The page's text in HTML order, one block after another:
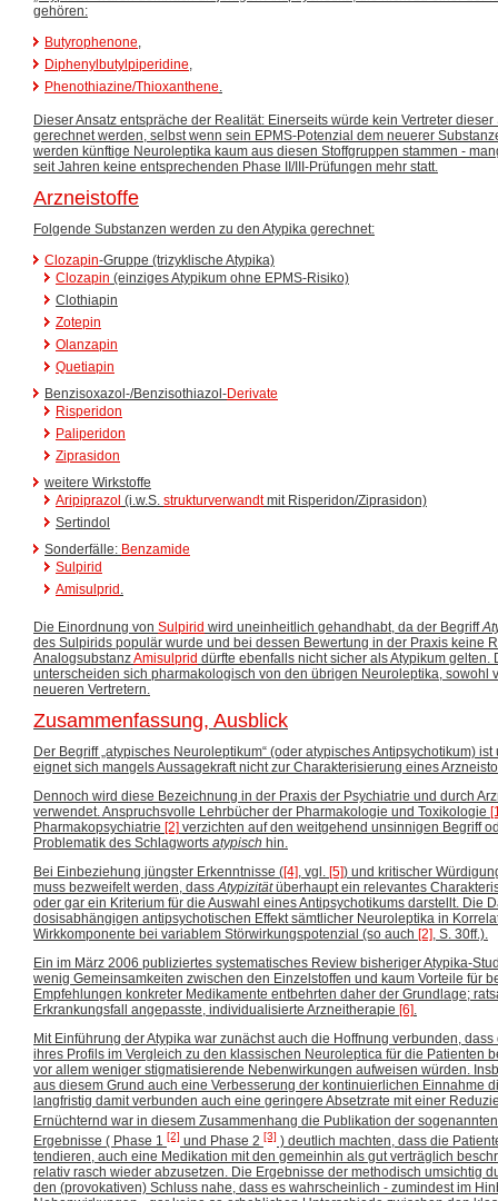
gehören:
Butyrophenone,
Diphenylbutylpiperidine,
Phenothiazine/Thioxanthene.
Dieser Ansatz entspräche der Realität: Einerseits würde kein Vertreter
gerechnet werden, selbst wenn sein EPMS-Potenzial dem neuerer
werden künftige Neuroleptika kaum aus diesen Stoffgruppen stammen -
seit Jahren keine entsprechenden Phase II/III-Prüfungen mehr statt.
Arzneistoffe
Folgende Substanzen werden zu den Atypika gerechnet:
Clozapin-Gruppe (trizyklische Atypika)
Clozapin (einziges Atypikum ohne EPMS-Risiko)
Clothiapin
Zotepin
Olanzapin
Quetiapin
Benzisoxazol-/Benzisothiazol-Derivate
Risperidon
Paliperidon
Ziprasidon
weitere Wirkstoffe
Aripiprazol (i.w.S. strukturverwandtmit Risperidon/Ziprasidon)
Sertindol
Sonderfälle: Benzamide
Sulpirid
Amisulprid.
Die Einordnung von Sulpirid wird uneinheitlich gehandhabt, da der Begriff
des Sulpirids populär wurde und bei dessen Bewertung in der Praxis keine
AnalogsubstanzAmisulprid dürfte ebenfalls nicht sicher als Atypikum gelten.
unterscheiden sich pharmakologisch von den übrigen Neuroleptika, sowohl
neueren Vertretern.
Zusammenfassung, Ausblick
Der Begriff „atypisches Neuroleptikum“ (oder atypisches Antipsychotikum)
eignet sich mangels Aussagekraft nicht zur Charakterisierung eines
Dennoch wird diese Bezeichnung in der Praxis der Psychiatrie und durch
verwendet. Anspruchsvolle Lehrbücher der Pharmakologie und Toxikologie
Pharmakopsychiatrie [2] verzichten auf den weitgehend unsinnigen Begriff
Problematik des Schlagworts atypisch hin.
Bei Einbeziehung jüngster Erkenntnisse ([4], vgl. [5]) und kritischer
muss bezweifelt werden, dassAtypizitätüberhaupt ein relevantes
oder gar ein Kriterium für die Auswahl eines Antipsychotikums darstellt. Die
dosisabhängigen antipsychotischen Effekt sämtlicher Neuroleptika in
Wirkkomponente bei variablem Störwirkungspotenzial (so auch [2], S. 30ff.).
Ein im März 2006 publiziertes systematisches Review bisheriger Atypika-
wenig Gemeinsamkeiten zwischen den Einzelstoffen und kaum Vorteile für
Empfehlungen konkreter Medikamente entbehrten daher der Grundlage;
Erkrankungsfall angepasste, individualisierte Arzneitherapie [6].
Mit Einführung der Atypika war zunächst auch die Hoffnung verbunden,
ihres Profils im Vergleich zu den klassischen Neuroleptica für die Patienten
vor allem weniger stigmatisierende Nebenwirkungen aufweisen würden.
aus diesem Grund auch eine Verbesserung der kontinuierlichen Einnahme
langfristig damit verbunden auch eine geringere Absetzrate mit einer
Ernüchternd war in diesem Zusammenhang die Publikation der
Ergebnisse ( Phase 1 [2] und Phase 2 [3] ) deutlich machten, dass die
tendieren, auch eine Medikation mit den gemeinhin als gut verträglich
relativ rasch wieder abzusetzen. Die Ergebnisse der methodisch umsichtig
den (provokativen) Schluss nahe, dass es wahrscheinlich - zumindest im